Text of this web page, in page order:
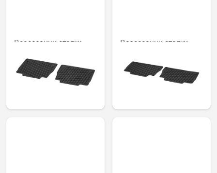
Всесезонни стелки
задни, комплект от 2
Всесезонни стелки
задни, Комплект от 2